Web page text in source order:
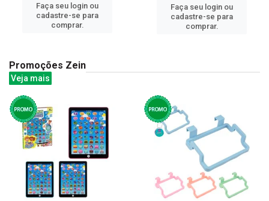
Faça seu login ou
cadastre-se para
comprar.
Faça seu login ou
cadastre-se para
comprar.
Promoções Zein
Veja mais